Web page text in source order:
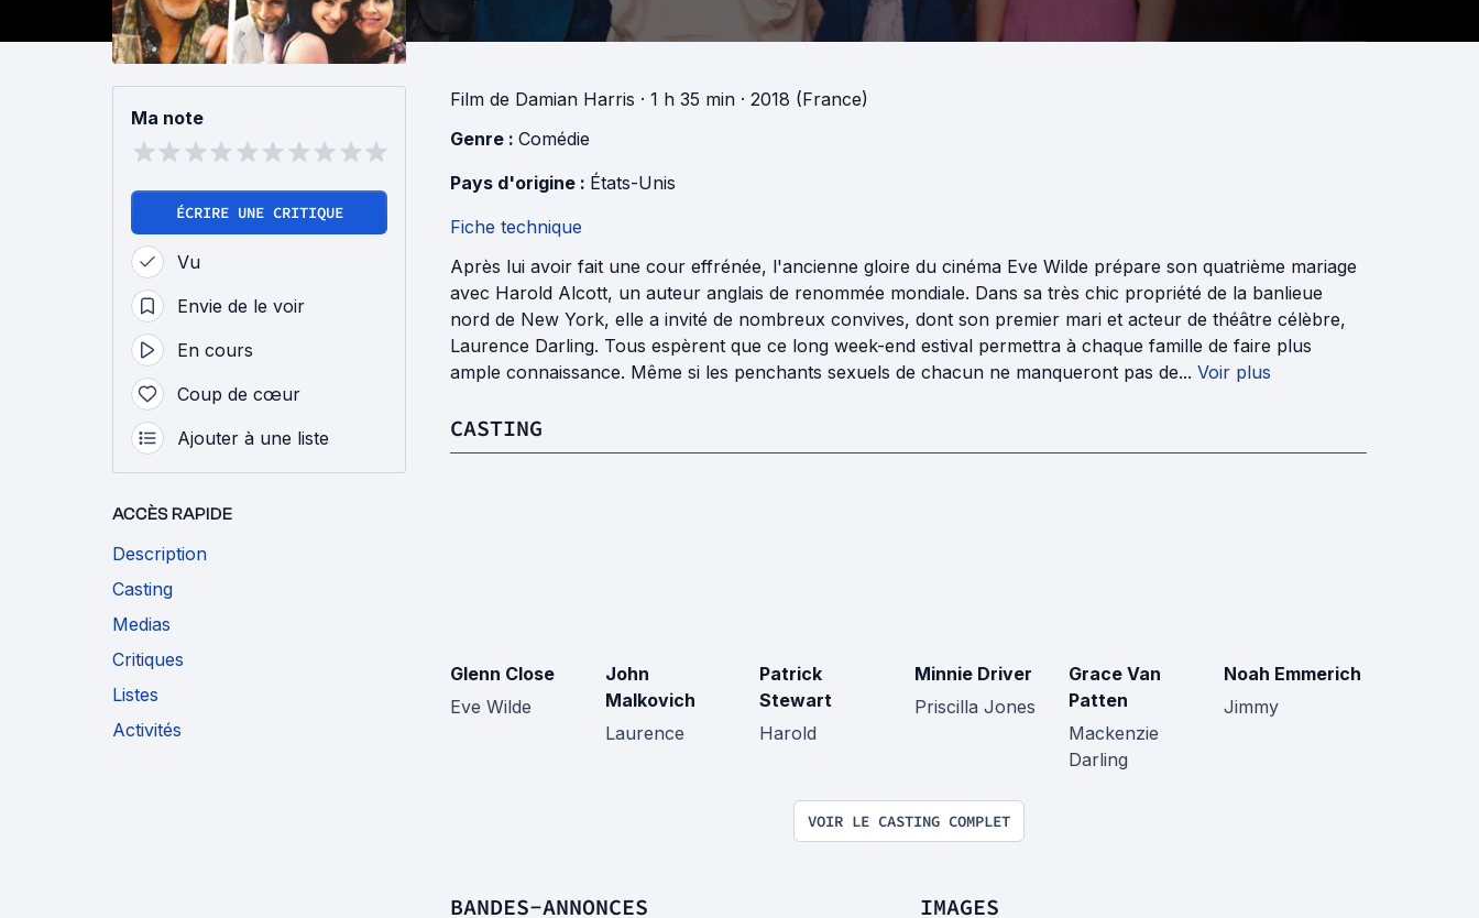
Ma note
ÉCRIRE UNE CRITIQUE
Vu
Envie de le voir
En cours
Coup de cœur
Ajouter à une liste
ACCÈS RAPIDE
Description
Casting
Medias
Critiques
Listes
Activités
Film de Damian Harris · 1 h 35 min · 2018 (France)
Genre : Comédie
Pays d'origine : États-Unis
Fiche technique
Après lui avoir fait une cour effrénée, l'ancienne gloire du cinéma Eve Wilde prépare son quatrième mariage
avec Harold Alcott, un auteur anglais de renommée mondiale. Dans sa très chic propriété de la banlieue
nord de New York, elle a invité de nombreux convives, dont son premier mari et acteur de théâtre célèbre,
Laurence Darling. Tous espèrent que ce long week-end estival permettra à chaque famille de faire plus
ample connaissance. Même si les penchants sexuels de chacun ne manqueront pas de... Voir plus
CASTING
Glenn Close
Eve Wilde
John
Malkovich
Laurence
Patrick
Stewart
Harold
Minnie Driver
Priscilla Jones
Grace Van
Patten
Mackenzie
Darling
Noah Emmerich
Jimmy
VOIR LE CASTING COMPLET
BANDES-ANNONCES IMAGES